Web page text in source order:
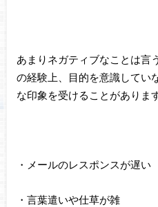
あまりネガティブなことは言
の経験上、目的を意識してい
な印象を受けることがあります
・メールのレスポンスが遅い
・言葉遣いや仕草が雑